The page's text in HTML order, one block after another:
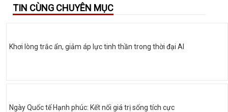
TIN CÙNG CHUYÊN MỤC
Khơi lòng trắc ẩn, giảm áp lực tinh thần trong thời đại AI
Ngày Quốc tế Hạnh phúc: Kết nối giá trị sống tích cực